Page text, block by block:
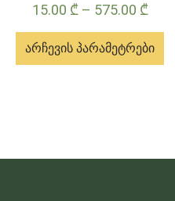
15.00 ₾ – 575.00 ₾Price
არჩევის პარამეტრები